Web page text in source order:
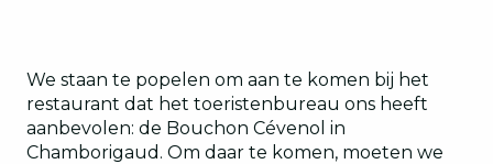
We staan te popelen om aan te komen bij het
restaurant dat het toeristenbureau ons heeft
aanbevolen: de Bouchon Cévenol in
Chamborigaud. Om daar te komen, moeten we